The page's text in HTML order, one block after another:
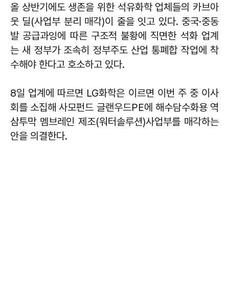
올 상반기에도 생존을 위한 석유화학 업체들의 카브아
웃 딜(사업부 분리 매각)이 줄을 잇고 있다. 중국·중동
발 공급과잉에 따른 구조적 불황에 직면한 석화 업계
는 새 정부가 조속히 정부주도 산업 통폐합 작업에 착
수해야 한다고 호소하고 있다.
8일 업계에 따르면 LG화학은 이르면 이번 주 중 이사
회를 소집해 사모펀드 글랜우드PE에 해수담수화용 역
삼투막 멤브레인 제조(워터솔루션)사업부를 매각하는
안을 의결한다.